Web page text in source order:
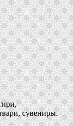
сувениры.